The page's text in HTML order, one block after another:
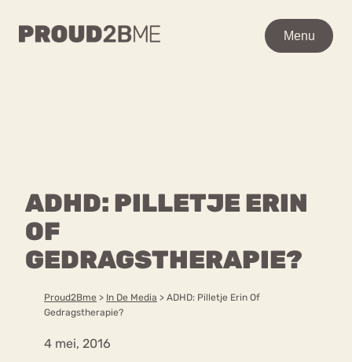
inhoud
Menu
ADHD: PILLETJE ERIN
OF
GEDRAGSTHERAPIE?
Proud2Bme > In De Media > ADHD: Pilletje Erin Of
Gedragstherapie?
4 mei, 2016
Menu
Content
WAAR BEN JE NAAR OP
Over proud2bme
Contact
Proud in de media
Vacatures
VEEL GEZOCHTE TERMEN